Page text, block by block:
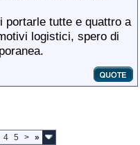
portarle tutte e quattro a
logistici, spero di
4 5 > »